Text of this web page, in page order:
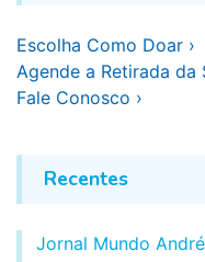
Escolha Como Doar ›
Agende a Retirada da
Fale Conosco ›
Recentes
Jornal Mundo